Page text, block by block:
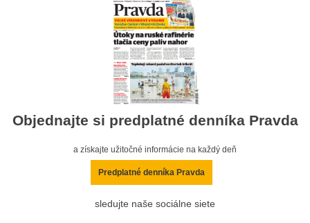
Objednajte si predplatné denníka Pravda
a získajte užitočné informácie na každý deň
Predplatné denníka Pravda
sledujte naše sociálne siete